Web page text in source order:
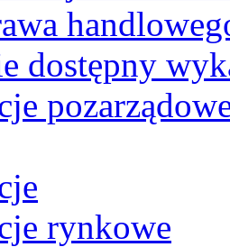
dostępny
rynkowe